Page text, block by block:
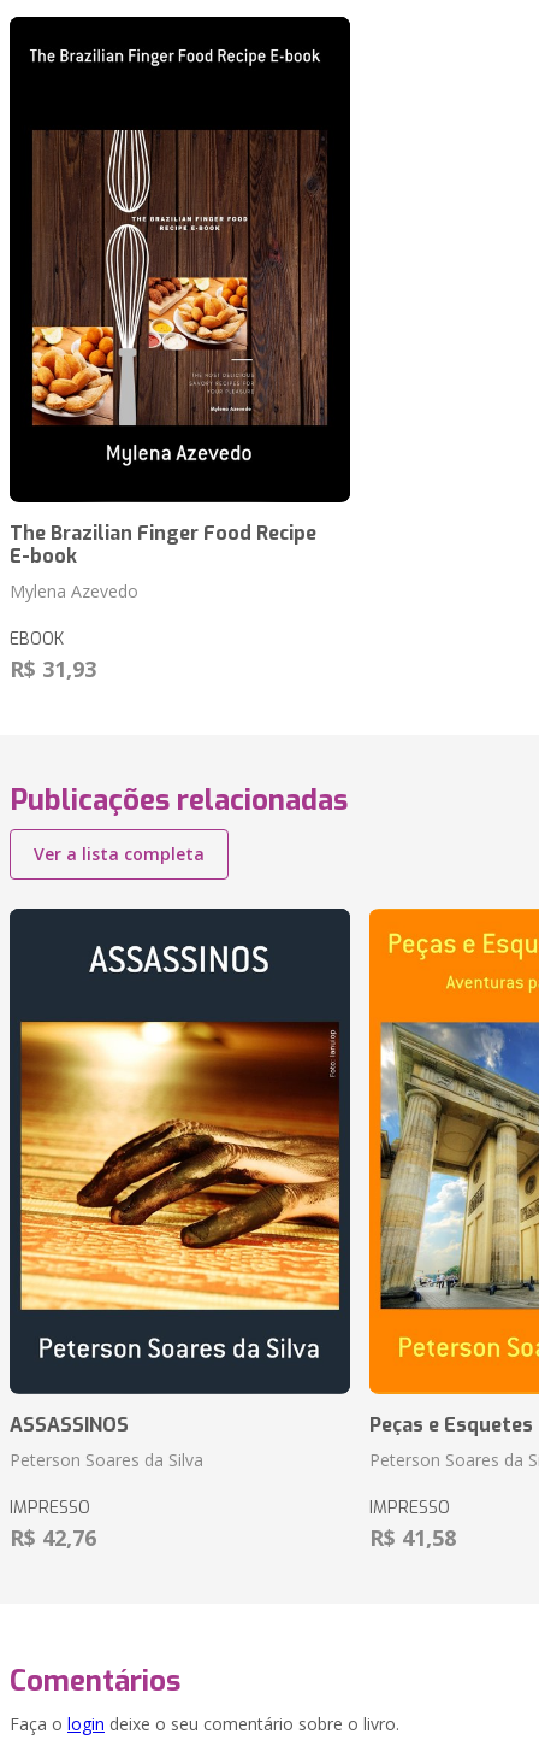
The Brazilian Finger Food Recipe
E-book
Mylena Azevedo
EBOOK
R$ 31,93
Publicações relacionadas
Ver a lista completa
ASSASSINOS
Peterson Soares da Silva
IMPRESSO
R$ 42,76
Peças e
Peterson Soares da
IMPRESSO
R$ 41,58
Comentários
Faça o login deixe o seu comentário sobre o livro.